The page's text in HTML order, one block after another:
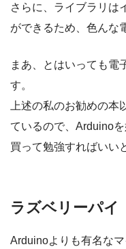
さらに、ライブラリは
ができるため、色んな
まあ、とはいっても電
す。
上述の私のお勧めの
ているので、Arduino
買って勉強すればいい
ラズベリーパイ
Arduinoよりも有名な